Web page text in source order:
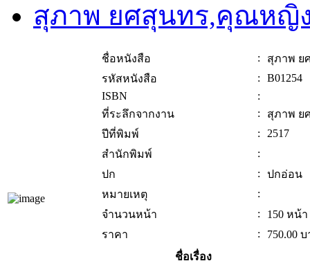
สุภาพ ยศสุนทร,คุณหญิ
ชื่อหนังสือ :
สุภาพ
รหัสหนังสือ
:
B01254
ISBN
:
ที่ระลึกจากงาน
:
สุภาพ
ปีที่พิมพ์
:
2517
สำนักพิมพ์
:
ปก
:
ปกอ่อน
หมายเหตุ
:
จำนวนหน้า
:
150 หน้า
ราคา
: 750.00 บ
ชื่อเรื่อง